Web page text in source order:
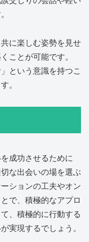
に楽しむ姿勢を見せ
ことが可能です。
という意識を持つこ
。
成功させるために
な出会いの場を選ぶ
ションの工夫やオン
で、積極的なアプロ
、積極的に行動する
実現するでしょう。